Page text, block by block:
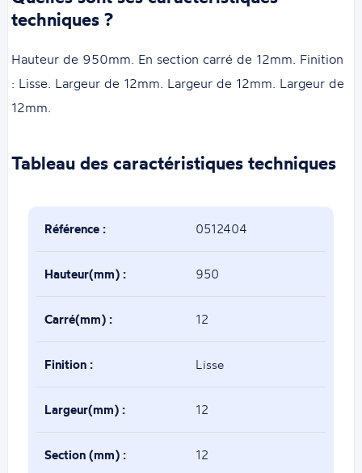
techniques ?
Hauteur de 950mm. En section carré de 12mm. Finition
: Lisse. Largeur de 12mm. Largeur de 12mm. Largeur de
12mm.
Tableau des caractéristiques techniques
Référence : 0512404
Hauteur(mm) : 950
Carré(mm) : 12
Finition : Lisse
Largeur(mm) : 12
Section (mm) : 12